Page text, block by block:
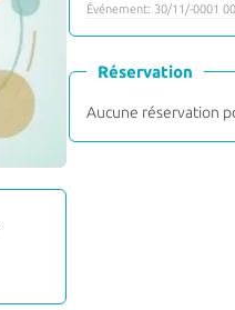
Événement: 30/11/-0001
Réservation
Aucune réservation